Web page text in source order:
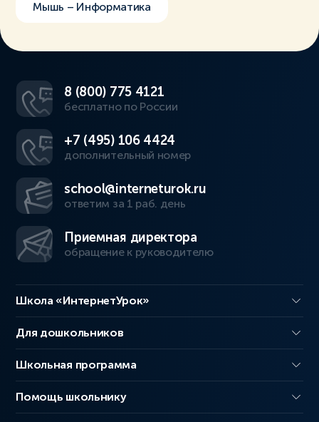
Мышь – Информатика
8 (800) 775 4121
бесплатно по России
+7 (495) 106 4424
дополнительный номер
school@interneturok.ru
ответим за 1 раб. день
Приемная директора
обращение к руководителю
Школа «ИнтернетУрок»
Для дошкольников
Школьная программа
Помощь школьнику